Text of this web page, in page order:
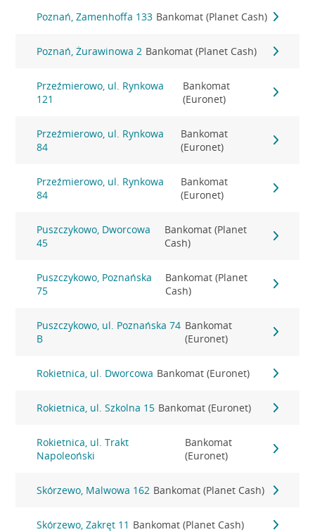
Poznań, Zamenhoffa 133 Bankomat (Planet Cash)
Poznań, Żurawinowa 2 Bankomat (Planet Cash)
Przeźmierowo, ul. Rynkowa
121
Bankomat
(Euronet)
Przeźmierowo, ul. Rynkowa
84
Bankomat
(Euronet)
Przeźmierowo, ul. Rynkowa
84
Bankomat
(Euronet)
Puszczykowo, Dworcowa
45
Bankomat (Planet
Cash)
Puszczykowo, Poznańska
75
Bankomat (Planet
Cash)
Puszczykowo, ul. Poznańska 74
B
Bankomat
(Euronet)
Rokietnica, ul. Dworcowa Bankomat (Euronet)
Rokietnica, ul. Szkolna 15 Bankomat (Euronet)
Rokietnica, ul. Trakt
Napoleoński
Bankomat
(Euronet)
Skórzewo, Malwowa 162 Bankomat (Planet Cash)
Skórzewo, Zakręt 11 Bankomat (Planet Cash)